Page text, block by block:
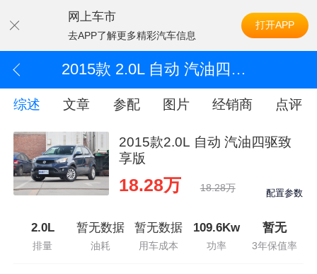
网上车市
去APP了解更多精彩汽车信息
打开APP
2015款 2.0L 自动 汽油四驱致享版
综述 文章 参配 图片 经销商 点评
2015款2.0L 自动 汽油四驱致
享版
18.28万 18.28万 配置参数
2.0L
排量
暂无数据
油耗
暂无数据
用车成本
109.6Kw
功率
暂无
3年保值率